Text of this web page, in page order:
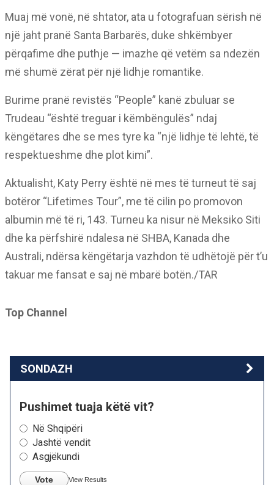
Muaj më vonë, në shtator, ata u fotografuan sërish në
një jaht pranë Santa Barbarës, duke shkëmbyer
përqafime dhe puthje — imazhe që vetëm sa ndezën
më shumë zërat për një lidhje romantike.
Burime pranë revistës “People” kanë zbuluar se
Trudeau “është treguar i këmbëngulës” ndaj
këngëtares dhe se mes tyre ka “një lidhje të lehtë, të
respektueshme dhe plot kimi”.
Aktualisht, Katy Perry është në mes të turneut të saj
botëror “Lifetimes Tour”, me të cilin po promovon
albumin më të ri, 143. Turneu ka nisur në Meksiko Siti
dhe ka përfshirë ndalesa në SHBA, Kanada dhe
Australi, ndërsa këngëtarja vazhdon të udhëtojë për t’u
takuar me fansat e saj në mbarë botën./TAR
Top Channel
SONDAZH
Pushimet tuaja këtë vit?
Në Shqipëri
Jashtë vendit
Asgjëkundi
Vote View Results